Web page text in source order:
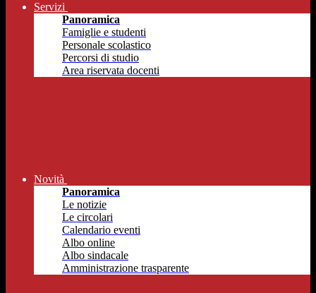
Servizi
Panoramica
Famiglie e studenti
Personale scolastico
Percorsi di studio
Area riservata docenti
Novità
Panoramica
Le notizie
Le circolari
Calendario eventi
Albo online
Albo sindacale
Amministrazione trasparente